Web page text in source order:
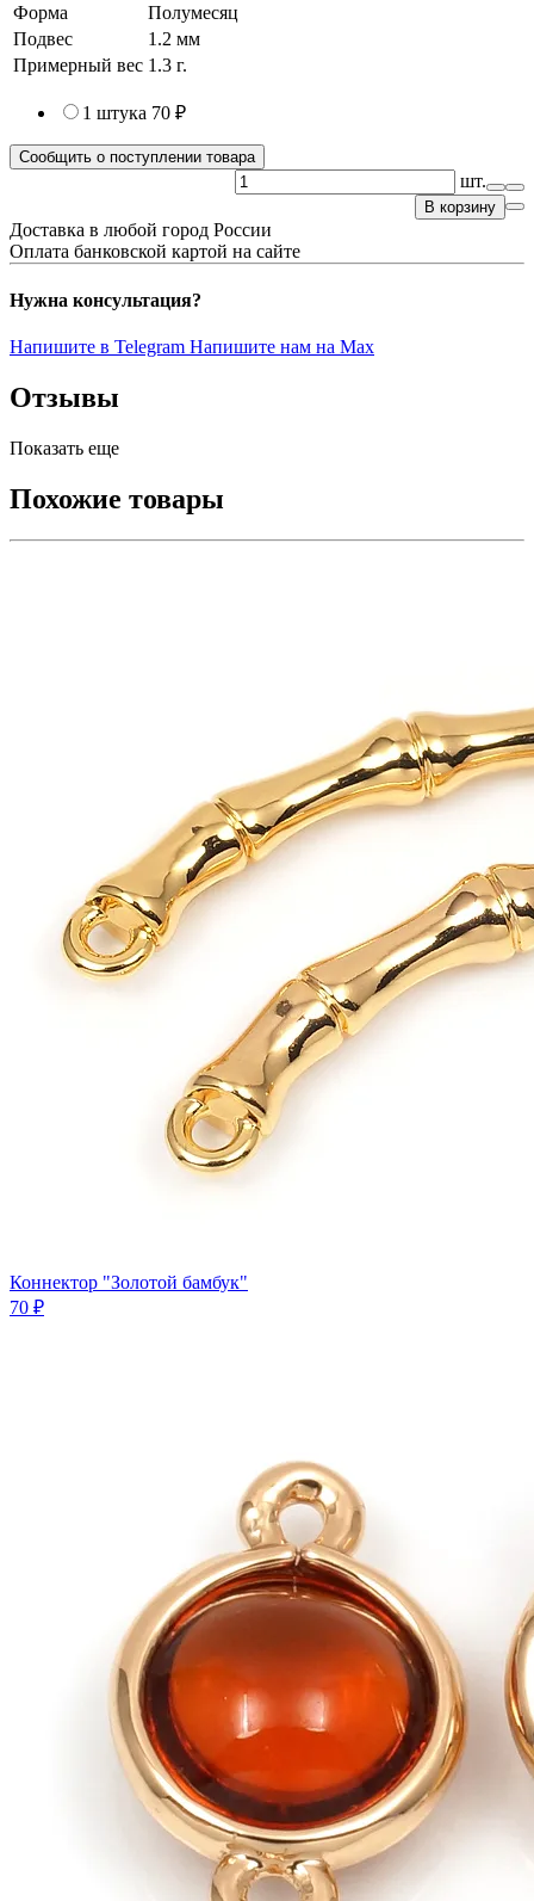
Форма
Полумесяц
Подвес
1.2 мм
Примерный вес 1.3 г.
1 штука 70 ₽
Сообщить о поступлении товара
шт.
В корзину
Доставка в любой город России
Оплата банковской картой на сайте
Нужна консультация?
Напишите в Telegram Напишите нам на Max
Отзывы
Показать еще
Похожие товары
Коннектор "Золотой бамбук"
70 ₽